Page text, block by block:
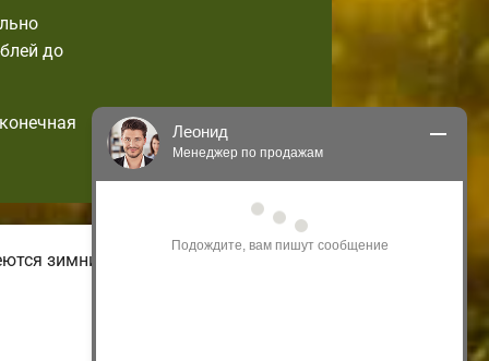
до
зимние и летние виды
Леонид
Менеджер по продажам
Здравствуйте! Я могу
проконсультировать Вас по нашим
акциям и проектам.